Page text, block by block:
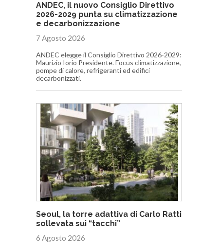
ANDEC, il nuovo Consiglio Direttivo
2026-2029 punta su climatizzazione
e decarbonizzazione
7 Agosto 2026
ANDEC elegge il Consiglio Direttivo 2026-2029:
Maurizio Iorio Presidente. Focus climatizzazione,
pompe di calore, refrigeranti ed edifici
decarbonizzati.
Seoul, la torre adattiva di Carlo Ratti
sollevata sui “tacchi”
6 Agosto 2026